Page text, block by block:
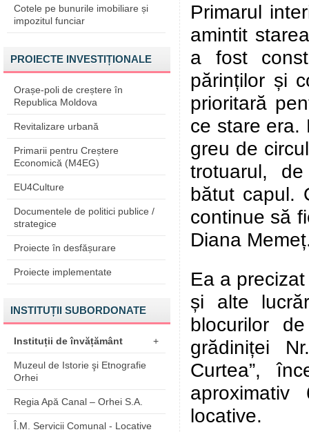
Cotele pe bunurile imobiliare și
impozitul funciar
PROIECTE INVESTIȚIONALE
Orașe-poli de creștere în
Republica Moldova
Revitalizare urbană
Primarii pentru Creștere
Economică (M4EG)
EU4Culture
Documentele de politici publice /
strategice
Proiecte în desfășurare
Proiecte implementate
INSTITUȚII SUBORDONATE
Instituții de învățământ +
Muzeul de Istorie şi Etnografie
Orhei
Regia Apă Canal – Orhei S.A.
Î.M. Servicii Comunal - Locative
Primarul
amintit
a fost
părinților și
prioritară
ce stare era.
greu de
trotuarul,
bătut capul.
continue să
Diana
Ea a
și alte
blocurilor
grădiniței
Curtea”,
locative.